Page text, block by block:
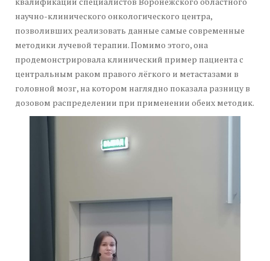
научно-клинического онкологического центра,
позволивших реализовать данные самые современные
методики лучевой терапии. Помимо этого, она
продемонстрировала клинический пример пациента с
центральным раком правого лёгкого и метастазами в
головной мозг, на котором наглядно показала разницу в
дозовом распределении при применении обеих методик.